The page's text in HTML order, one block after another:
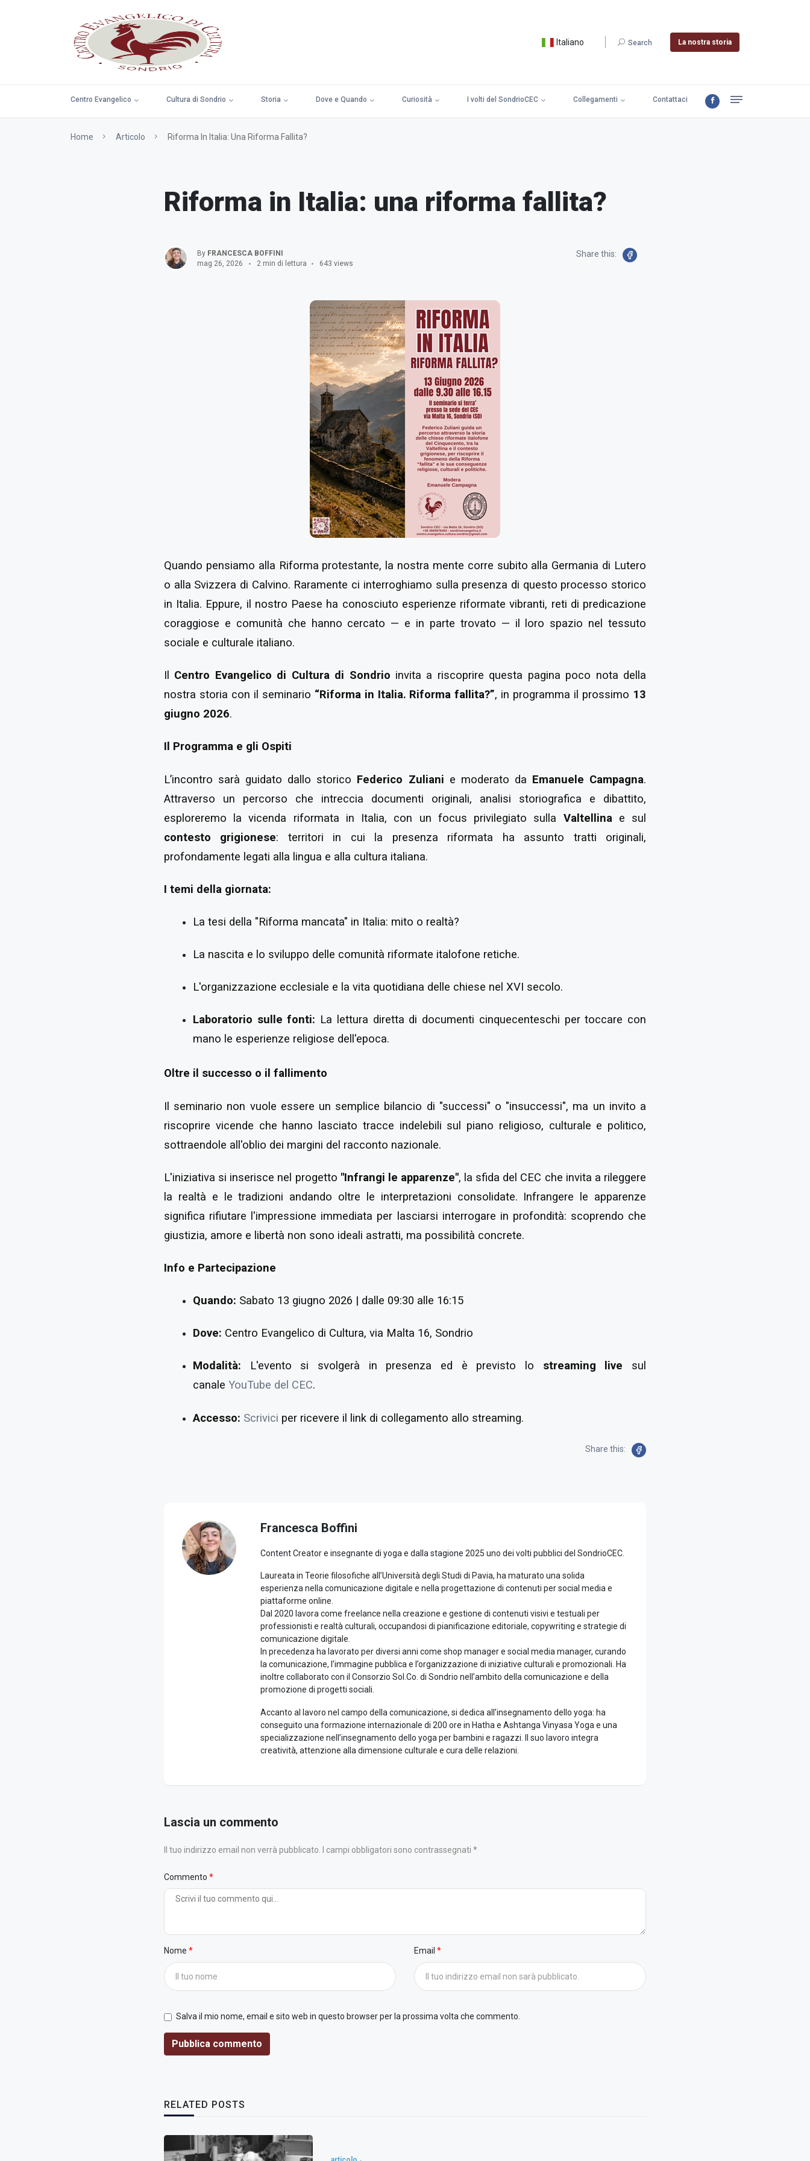
Italiano Search La nostra storia
Centro Evangelico Cultura di Sondrio Storia Dove e Quando Curiosità I volti del SondrioCEC Collegamenti Contattaci
Home Articolo Riforma In Italia: Una Riforma Fallita?
Riforma in Italia: una riforma fallita?
By FRANCESCA BOFFINI
mag 26, 2026
2 min di lettura 643 views
Share this:
Quando pensiamo alla Riforma protestante, la nostra mente corre subito alla Germania di Lutero
o alla Svizzera di Calvino. Raramente ci interroghiamo sulla presenza di questo processo storico
in Italia. Eppure, il nostro Paese ha conosciuto esperienze riformate vibranti, reti di predicazione
coraggiose e comunità che hanno cercato — e in parte trovato — il loro spazio nel tessuto
sociale e culturale italiano.
Il Centro Evangelico di Cultura di Sondrio invita a riscoprire questa pagina poco nota della
nostra storia con il seminario “Riforma in Italia. Riforma fallita?”, in programma il prossimo 13
giugno 2026.
Il Programma e gli Ospiti
L’incontro sarà guidato dallo storico Federico Zuliani e moderato da Emanuele Campagna.
Attraverso un percorso che intreccia documenti originali, analisi storiografica e dibattito,
esploreremo la vicenda riformata in Italia, con un focus privilegiato sulla Valtellinae sul
contesto grigionese: territori in cui la presenza riformata ha assunto tratti originali,
profondamente legati alla lingua e alla cultura italiana.
I temi della giornata:
La tesi della "Riforma mancata" in Italia: mito o realtà?
La nascita e lo sviluppo delle comunità riformate italofone retiche.
L'organizzazione ecclesiale e la vita quotidiana delle chiese nel XVI secolo.
Laboratorio sulle fonti: La lettura diretta di documenti cinquecenteschi per toccare con
mano le esperienze religiose dell'epoca.
Oltre il successo o il fallimento
Il seminario non vuole essere un semplice bilancio di "successi" o "insuccessi", ma un invito a
riscoprire vicende che hanno lasciato tracce indelebili sul piano religioso, culturale e politico,
sottraendole all'oblio dei margini del racconto nazionale.
L'iniziativa si inserisce nel progetto "Infrangi le apparenze", la sfida del CEC che invita a rileggere
la realtà e le tradizioni andando oltre le interpretazioni consolidate. Infrangere le apparenze
significa rifiutare l'impressione immediata per lasciarsi interrogare in profondità: scoprendo che
giustizia, amore e libertà non sono ideali astratti, ma possibilità concrete.
Info e Partecipazione
Quando: Sabato 13 giugno 2026 | dalle 09:30 alle 16:15
Dove: Centro Evangelico di Cultura, via Malta 16, Sondrio
Modalità: L'evento si svolgerà in presenza ed è previsto lo streaming live sul
canale YouTube del CEC.
Accesso: Scrivici per ricevere il link di collegamento allo streaming.
Share this:
Francesca Boffini
Content Creator e insegnante di yoga e dalla stagione 2025 uno dei volti pubblici del SondrioCEC.
Laureata in Teorie filosofiche all’Università degli Studi di Pavia, ha maturato una solida
esperienza nella comunicazione digitale e nella progettazione di contenuti per social media e
piattaforme online.
Dal 2020 lavora come freelance nella creazione e gestione di contenuti visivi e testuali per
professionisti e realtà culturali, occupandosi di pianificazione editoriale, copywriting e strategie di
comunicazione digitale.
In precedenza ha lavorato per diversi anni come shop manager e social media manager, curando
la comunicazione, l’immagine pubblica e l’organizzazione di iniziative culturali e promozionali. Ha
inoltre collaborato con il Consorzio Sol.Co. di Sondrio nell’ambito della comunicazione e della
promozione di progetti sociali.
Accanto al lavoro nel campo della comunicazione, si dedica all’insegnamento dello yoga: ha
conseguito una formazione internazionale di 200 ore in Hatha e Ashtanga Vinyasa Yoga e una
specializzazione nell’insegnamento dello yoga per bambini e ragazzi. Il suo lavoro integra
creatività, attenzione alla dimensione culturale e cura delle relazioni.
Lascia un commento
Il tuo indirizzo email non verrà pubblicato. I campi obbligatori sono contrassegnati *
Commento
Nome Email
Salva il mio nome, email e sito web in questo browser per la prossima volta che commento.
Pubblica commento
RELATED POSTS